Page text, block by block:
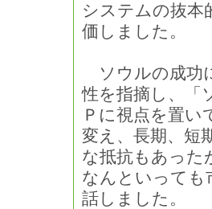
システムの抜本
価しました。
ソウルの成功
性を指摘し、「
Ｐに視点を置い
変え、長期、短
な抵抗もあった
なんといっても
話しました。